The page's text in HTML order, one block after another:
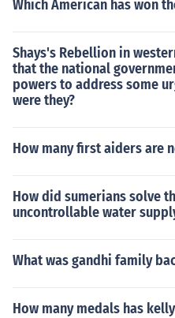
Which American has won
Shays's Rebellion in
that the national
powers to address some
were they?
How many first aiders are
How did sumerians solve
uncontrollable water
What was gandhi family
How many medals has